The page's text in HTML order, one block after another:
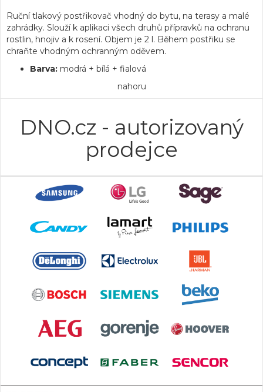
Ruční tlakový postřikovač vhodný do bytu, na terasy a malé
zahrádky. Slouží k aplikaci všech druhů přípravků na ochranu
rostlin, hnojiv a k rosení. Objem je 2 l. Během postřiku se
chraňte vhodným ochranným oděvem.
Barva: modrá + bílá + fialová
nahoru
DNO.cz - autorizovaný
prodejce